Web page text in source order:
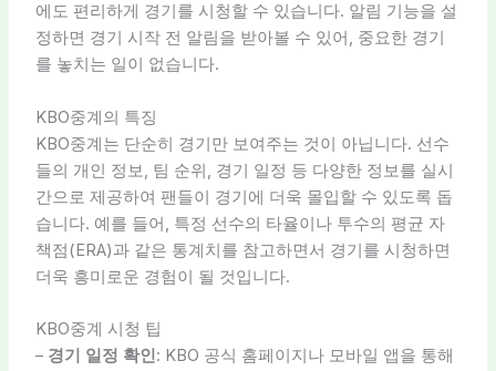
에도 편리하게 경기를 시청할 수 있습니다. 알림 기능을 설
정하면 경기 시작 전 알림을 받아볼 수 있어, 중요한 경기
를 놓치는 일이 없습니다.
KBO중계의 특징
KBO중계는 단순히 경기만 보여주는 것이 아닙니다. 선수
들의 개인 정보, 팀 순위, 경기 일정 등 다양한 정보를 실시
간으로 제공하여 팬들이 경기에 더욱 몰입할 수 있도록 돕
습니다. 예를 들어, 특정 선수의 타율이나 투수의 평균 자
책점(ERA)과 같은 통계치를 참고하면서 경기를 시청하면
더욱 흥미로운 경험이 될 것입니다.
KBO중계 시청 팁
– 경기 일정 확인: KBO 공식 홈페이지나 모바일 앱을 통해